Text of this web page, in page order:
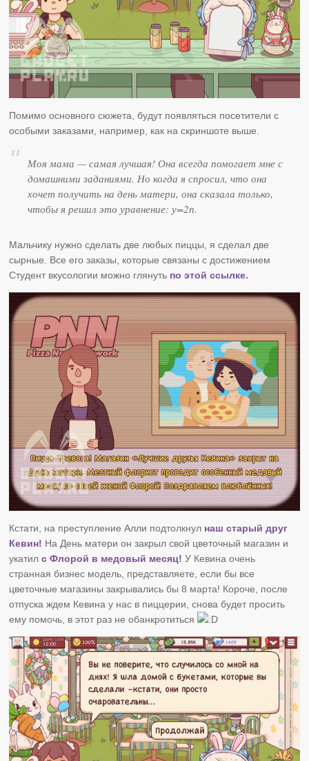
Помимо основного сюжета, будут появляться посетители с
особыми заказами, например, как на скриншоте выше.
Моя мама — самая лучшая! Она всегда помогает мне с
домашними заданиями. Но когда я спросил, что она
хочет получить на день матери, она сказала только,
чтобы я решил это уравнение: у=2п.
Мальчику нужно сделать две любых пиццы, я сделал две
сырные. Все его заказы, которые связаны с достижением
Студент вкусологии можно глянуть по этой ссылке.
Кстати, на преступление Алли подтолкнул наш старый друг
Кевин! На День матери он закрыл свой цветочный магазин и
укатилс Флорой в медовый месяц! У Кевина очень
странная бизнес модель, представляете, если бы все
цветочные магазины закрывались бы 8 марта! Короче, после
отпуска ждем Кевина у нас в пиццерии, снова будет просить
ему помочь, в этот раз не обанкротиться